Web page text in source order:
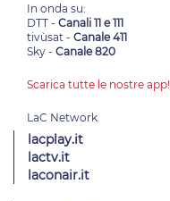
In onda su:
DTT - Canali 11 e 111
tivùsat - Canale 411
Sky - Canale 820
Scarica tutte le nostre app!
lacplay.it
lactv.it
laconair.it